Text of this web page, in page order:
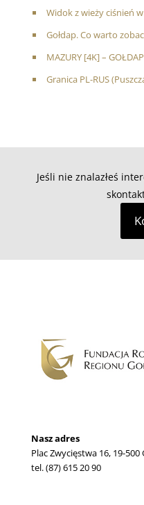
Widok z wieży ciśnień
Gołdap. Co warto
MAZURY [4K] – GOŁDAP
Granica PL-RUS
Jeśli nie znalazłeś
Nasz adres
Plac Zwycięstwa 16, 19-500
tel. (87) 615 20 90